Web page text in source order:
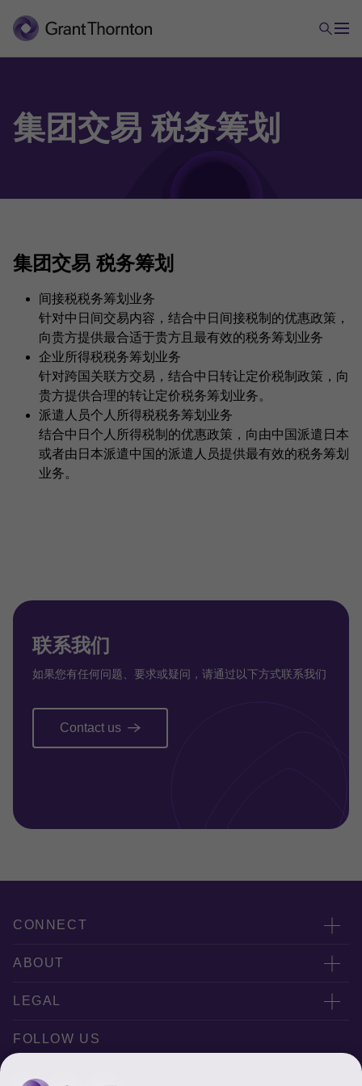
集团交易 税务筹划
集团交易 税务筹划
集团交易 税务筹划
间接税税务筹划业务
针对中日间交易内容，结合中日间接税制的优惠政策，
向贵方提供最合适于贵方且最有效的税务筹划业务
企业所得税税务筹划业务
针对跨国关联方交易，结合中日转让定价税制政策，向
贵方提供合理的转让定价税务筹划业务。
派遣人员个人所得税税务筹划业务
结合中日个人所得税制的优惠政策，向由中国派遣日本
或者由日本派遣中国的派遣人员提供最有效的税务筹划
业务。
联系我们
如果您有任何问题、要求或疑问，请通过以下方式联系我们
Contact us
CONNECT
联系我们
Office Map
ABOUT
公司简介
LEGAL
Privacy policy
FOLLOW US